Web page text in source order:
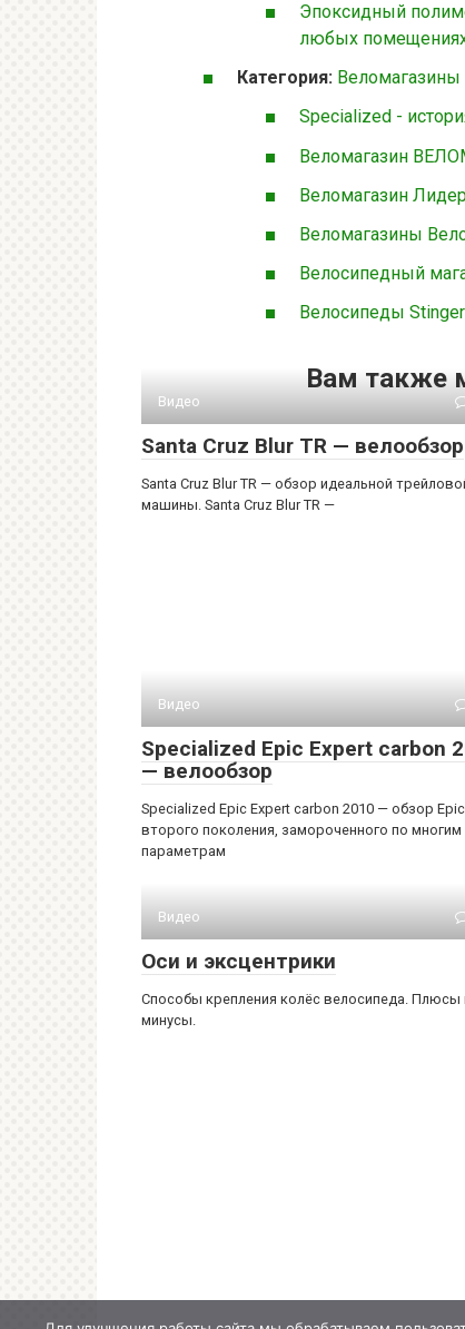
Эпоксидный
любых
Категория: Веломагазины
Specialized -
Веломагазин
Веломагазин
Веломагазины
Велосипедный
Велосипеды
Вам также
Видео
Santa Cruz Blur TR — велообзор
Santa Cruz Blur TR — обзор идеальной
машины. Santa Cruz Blur TR —
Видео
Specialized Epic Expert carbon
— велообзор
Specialized Epic Expert carbon 2010 — обзор
второго поколения, замороченного по многим
параметрам
Видео
Оси и эксцентрики
Способы крепления колёс велосипеда. Плюсы
минусы.